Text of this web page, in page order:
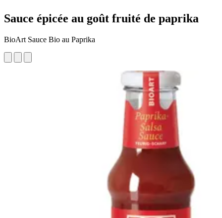
Sauce épicée au goût fruité de paprika
BioArt Sauce Bio au Paprika